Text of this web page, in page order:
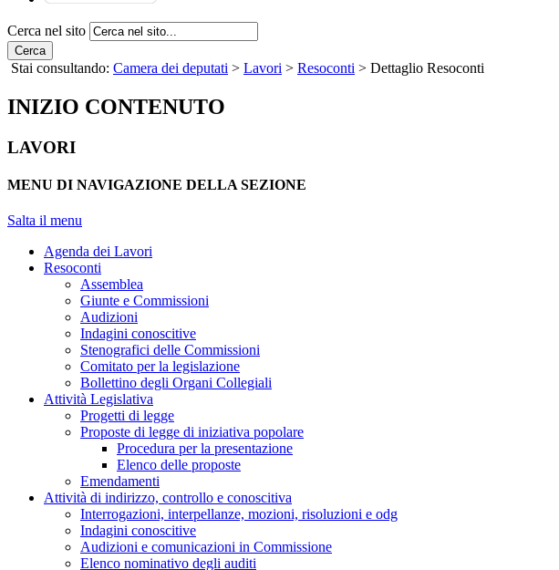
Cerca nel sito
Cerca
Stai consultando: Camera dei deputati > Lavori > Resoconti > Dettaglio Resoconti
INIZIO CONTENUTO
LAVORI
MENU DI NAVIGAZIONE DELLA SEZIONE
Salta il menu
Agenda dei Lavori
Resoconti
Assemblea
Giunte e Commissioni
Audizioni
Indagini conoscitive
Stenografici delle Commissioni
Comitato per la legislazione
Bollettino degli Organi Collegiali
Attività Legislativa
Progetti di legge
Proposte di legge di iniziativa popolare
Procedura per la presentazione
Elenco delle proposte
Emendamenti
Attività di indirizzo, controllo e conoscitiva
Interrogazioni, interpellanze, mozioni, risoluzioni e odg
Indagini conoscitive
Audizioni e comunicazioni in Commissione
Elenco nominativo degli auditi